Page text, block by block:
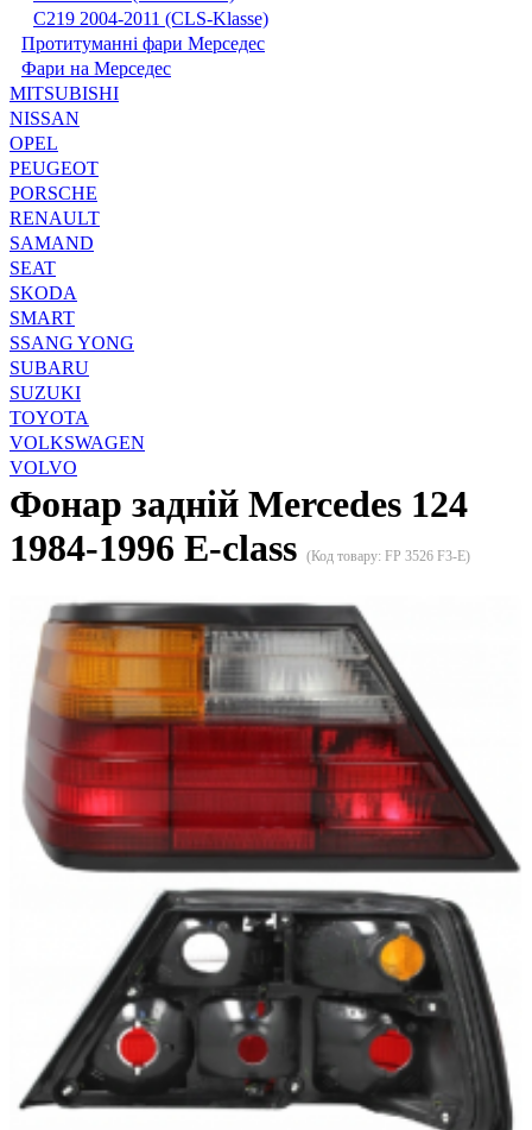
С219 2004-2011 (CLS-Klasse)
Протитуманні фари Мерседес
Фари на Мерседес
MITSUBISHI
NISSAN
OPEL
PEUGEOT
PORSCHE
RENAULT
SAMAND
SEAT
SKODA
SMART
SSANG YONG
SUBARU
SUZUKI
TOYOTA
VOLKSWAGEN
VOLVO
Фонар задній Mercedes 124
1984-1996 E-class (Код товару: FP 3526 F3-E)